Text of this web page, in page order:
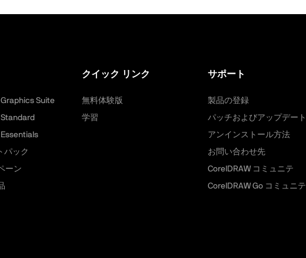
Suite
パック
ーン
クイック リンク
無料体験版
学習
サポート
製品の登録
パッチおよびアップデート
アンインストール方法
お問い合わせ先
CorelDRAW コミュニテ
CorelDRAW Go コミュニテ